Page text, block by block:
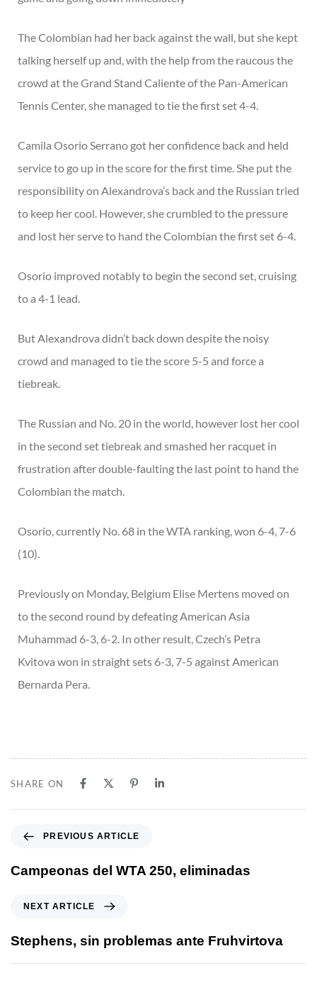
The Colombian had her back against the wall, but she kept
talking herself up and, with the help from the raucous the
crowd at the Grand Stand Caliente of the Pan-American
Tennis Center, she managed to tie the first set 4-4.
Camila Osorio Serrano got her confidence back and held
service to go up in the score for the first time. She put the
responsibility on Alexandrova’s back and the Russian tried
to keep her cool. However, she crumbled to the pressure
and lost her serve to hand the Colombian the first set 6-4.
Osorio improved notably to begin the second set, cruising
to a 4-1 lead.
But Alexandrova didn’t back down despite the noisy
crowd and managed to tie the score 5-5 and force a
tiebreak.
The Russian and No. 20 in the world, however lost her cool
in the second set tiebreak and smashed her racquet in
frustration after double-faulting the last point to hand the
Colombian the match.
Osorio, currently No. 68 in the WTA ranking, won 6-4, 7-6
(10).
Previously on Monday, Belgium Elise Mertens moved on
to the second round by defeating American Asia
Muhammad 6-3, 6-2. In other result, Czech’s Petra
Kvitova won in straight sets 6-3, 7-5 against American
Bernarda Pera.
SHARE ON
PREVIOUS ARTICLE
Campeonas del WTA 250, eliminadas
NEXT ARTICLE
Stephens, sin problemas ante Fruhvirtova